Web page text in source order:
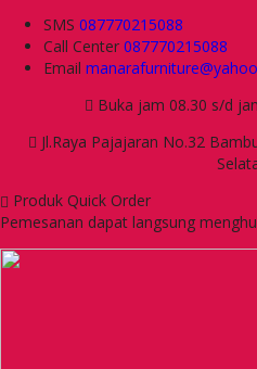
SMS 087770215088
Call Center 087770215088
Email
Buka jam 08.30 s/d
Jl.Raya Pajajaran No.32
Produk Quick Order
Pemesanan dapat langsung